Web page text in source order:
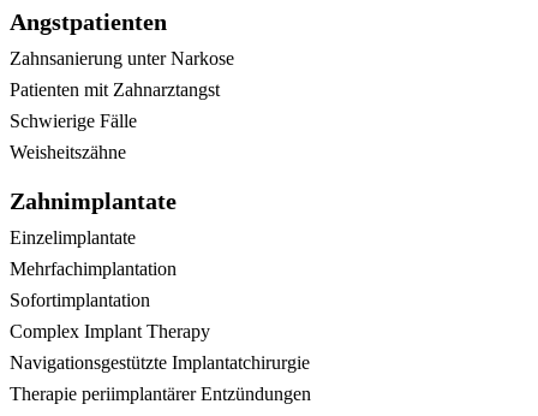
Angstpatienten
Zahnsanierung unter Narkose
Patienten mit Zahnarztangst
Schwierige Fälle
Weisheitszähne
Zahnimplantate
Einzelimplantate
Mehrfachimplantation
Sofortimplantation
Complex Implant Therapy
Navigationsgestützte Implantatchirurgie
Therapie periimplantärer Entzündungen